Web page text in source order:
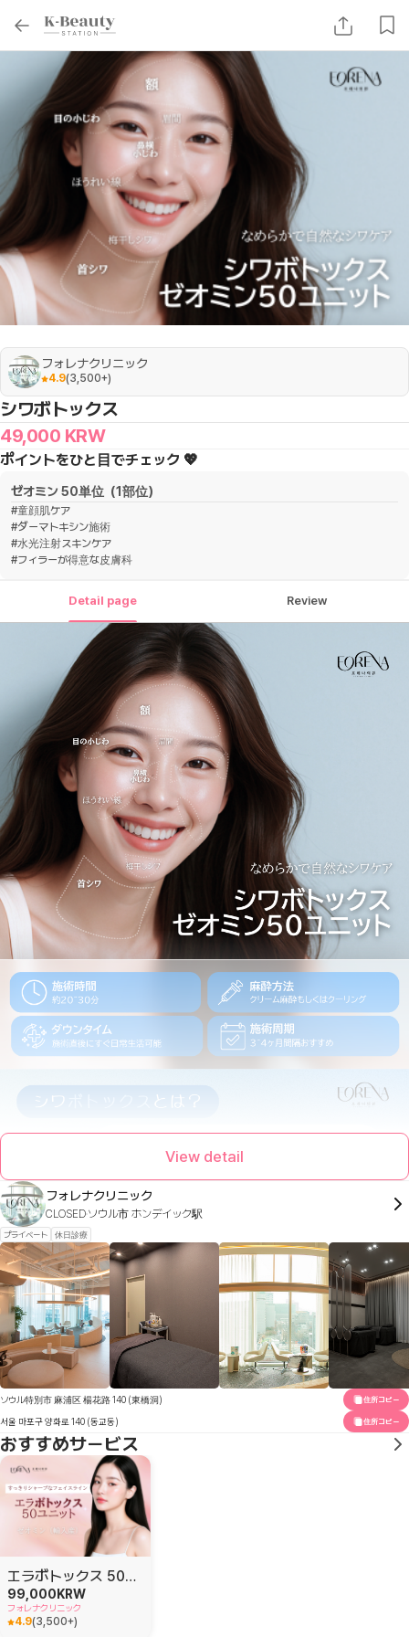
フォレナクリニック
4.9(3,500+)
シワボトックス
49,000 KRW
ポイントをひと目でチェック 💖
ゼオミン 50単位（1部位）
#童顔肌ケア
#ダーマトキシン施術
#水光注射スキンケア
#フィラーが得意な皮膚科
Detail page Review
View detail
フォレナクリニック
CLOSED ソウル市 ホンデイック駅
プライベート 休日診療
ソウル特別市 麻浦区 楊花路 140 (東橋洞) 住所コピー
서울 마포구 양화로 140 (동교동) 住所コピー
おすすめサービス
エラボトックス 50ユニット
99,000 KRW
フォレナクリニック
4.9(3,500+)